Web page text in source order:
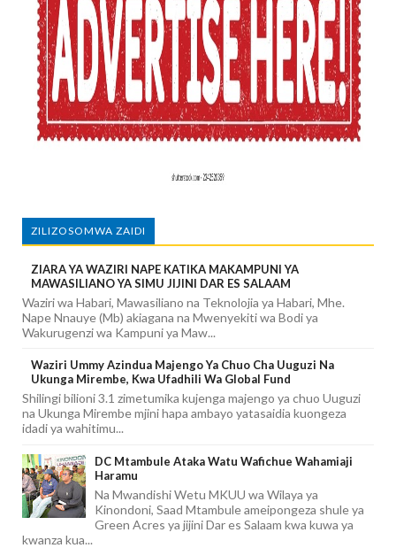
ZILIZOSOMWA ZAIDI
ZIARA YA WAZIRI NAPE KATIKA MAKAMPUNI YA
MAWASILIANO YA SIMU JIJINI DAR ES SALAAM
Waziri wa Habari, Mawasiliano na Teknolojia ya Habari, Mhe.
Nape Nnauye (Mb) akiagana na Mwenyekiti wa Bodi ya
Wakurugenzi wa Kampuni ya Maw...
Waziri Ummy Azindua Majengo Ya Chuo Cha Uuguzi Na
Ukunga Mirembe, Kwa Ufadhili Wa Global Fund
Shilingi bilioni 3.1 zimetumika kujenga majengo ya chuo Uuguzi
na Ukunga Mirembe mjini hapa ambayo yatasaidia kuongeza
idadi ya wahitimu...
DC Mtambule Ataka Watu Wafichue Wahamiaji
Haramu
Na Mwandishi Wetu MKUU wa Wilaya ya
Kinondoni, Saad Mtambule ameipongeza shule ya
Green Acres ya jijini Dar es Salaam kwa kuwa ya
kwanza kua...